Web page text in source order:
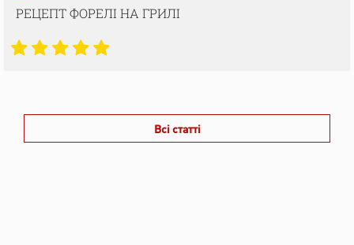
РЕЦЕПТ ФОРЕЛІ НА ГРИЛІ
Всі статті